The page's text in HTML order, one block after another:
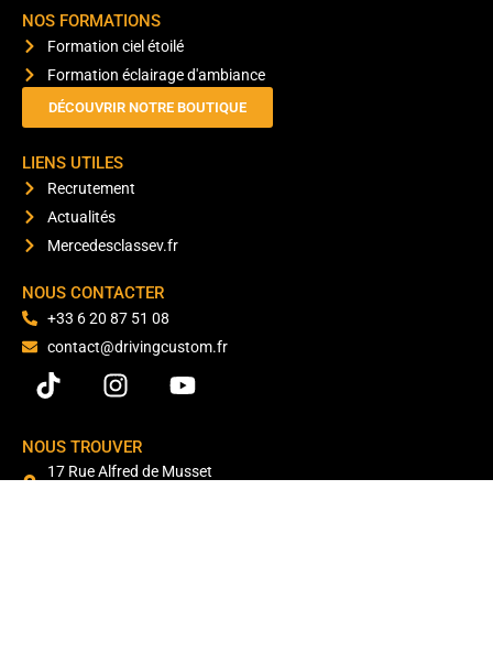
NOS FORMATIONS
Formation ciel étoilé
Formation éclairage d'ambiance
DÉCOUVRIR NOTRE BOUTIQUE
LIENS UTILES
Recrutement
Actualités
Mercedesclassev.fr
NOUS CONTACTER
+33 6 20 87 51 08
contact@drivingcustom.fr
NOUS TROUVER
17 Rue Alfred de Musset